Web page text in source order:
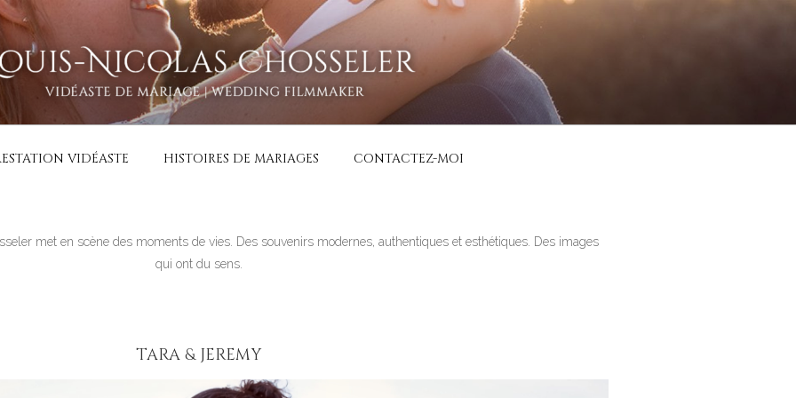
| VIDÉASTE SPÉCIALISÉ
haut de gamme en France, Belgique, Luxembourg, Suisse, Italie…
VIDÉASTE HISTOIRES DE MARIAGES CONTACTEZ-MOI
met en scène des moments de vies. Des souvenirs modernes, authentiques et esthétiques. Des images
qui ont du sens.
TARA & JEREMY